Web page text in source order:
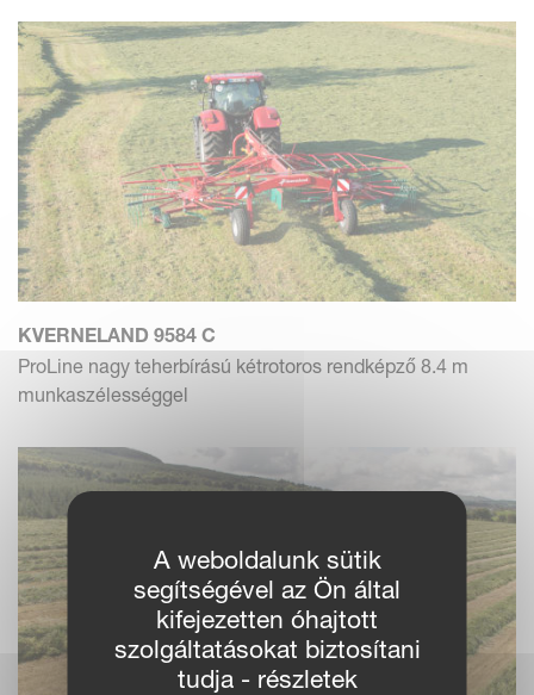
KVERNELAND 9584 C
ProLine nagy teherbírású kétrotoros rendképző 8.4 m
munkaszélességgel
A weboldalunk sütik
segítségével az Ön által
kifejezetten óhajtott
szolgáltatásokat biztosítani
tudja - részletek